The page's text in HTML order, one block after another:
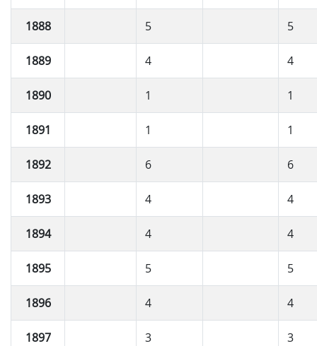
1888 5 5
1889 4 4
1890 1 1
1891 1 1
1892 6 6
1893 4 4
1894 4 4
1895 5 5
1896 4 4
1897 3 3